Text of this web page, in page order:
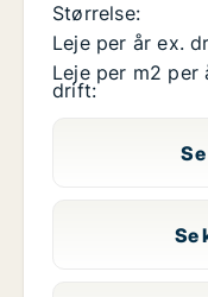
Størrelse:
Leje per år ex.
Leje per m2 per
drift:
Se